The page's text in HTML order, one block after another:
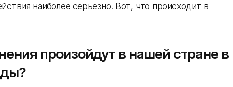
наиболее серьезно. Вот, что происходит в
произойдут в нашей стране в